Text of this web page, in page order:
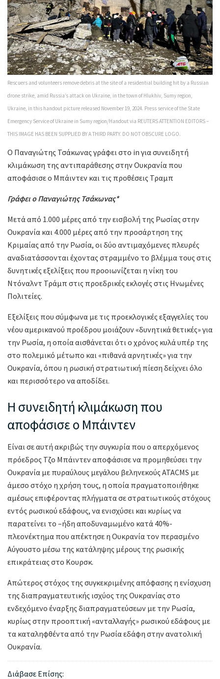
Rescuers and volunteers remove debris at the site of a residential building hit by a Russian
drone strike, amid Russia’s attack on Ukraine, in the town of Hlukhiv, Sumy region,
Ukraine, in this handout picture released November 19, 2024. Press service of the State
Emergency Service of Ukraine in Sumy region/Handout via REUTERS ATTENTION EDITORS –
THIS IMAGE HAS BEEN SUPPLIED BY A THIRD PARTY. DO NOT OBSCURE LOGO.
Ο Παναγιώτης Τσάκωνας γράφει στο in για συνειδητή
κλιμάκωση της αντιπαράθεσης στην Ουκρανία που
αποφάσισε ο Μπάιντεν και τις προθέσεις Τραμπ
Γράφει ο Παναγιώτης Τσάκωνας*
Μετά από 1.000 μέρες από την εισβολή της Ρωσίας στην
Ουκρανία και 4.000 μέρες από την προσάρτηση της
Κριμαίας από την Ρωσία, οι δύο αντιμαχόμενες πλευρές
αναδιατάσσονται έχοντας στραμμένο το βλέμμα τους στις
δυνητικές εξελίξεις που προοιωνίζεται η νίκη του
Ντόναλντ Τράμπ στις προεδρικές εκλογές στις Ηνωμένες
Πολιτείες.
Εξελίξεις που σύμφωνα με τις προεκλογικές εξαγγελίες του
νέου αμερικανού προέδρου μοιάζουν «δυνητικά θετικές» για
την Ρωσία, η οποία αισθάνεται ότι ο χρόνος κυλά υπέρ της
στο πολεμικό μέτωπο και «πιθανά αρνητικές» για την
Ουκρανία, όπου η ρωσική στρατιωτική πίεση δείχνει όλο
και περισσότερο να αποδίδει.
Η συνειδητή κλιμάκωση που
αποφάσισε ο Μπάιντεν
Είναι σε αυτή ακριβώς την συγκυρία που ο απερχόμενος
πρόεδρος Τζο Μπάιντεν αποφάσισε να προμηθεύσει την
Ουκρανία με πυραύλους μεγάλου βεληνεκούς ATACMS με
άμεσο στόχο η χρήση τους, η οποία πραγματοποιήθηκε
αμέσως επιφέροντας πλήγματα σε στρατιωτικούς στόχους
εντός ρωσικού εδάφους, να ενισχύσει και κυρίως να
παρατείνει το –ήδη αποδυναμωμένο κατά 40%-
πλεονέκτημα που απέκτησε η Ουκρανία τον περασμένο
Αύγουστο μέσω της κατάληψης μέρους της ρωσικής
επικράτειας στο Κουρσκ.
Απώτερος στόχος της συγκεκριμένης απόφασης η ενίσχυση
της διαπραγματευτικής ισχύος της Ουκρανίας στο
ενδεχόμενο έναρξης διαπραγματεύσεων με την Ρωσία,
κυρίως στην προοπτική «ανταλλαγής» ρωσικού εδάφους με
τα καταληφθέντα από την Ρωσία εδάφη στην ανατολική
Ουκρανία.
Διάβασε Επίσης: